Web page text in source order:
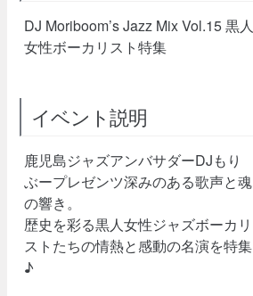
DJ Moriboom’s Jazz Mix Vol.15 黒人
女性ボーカリスト特集
イベント説明
鹿児島ジャズアンバサダーDJもり
ぶープレゼンツ深みのある歌声と魂
の響き。
歴史を彩る黒人女性ジャズボーカリ
ストたちの情熱と感動の名演を特集
♪